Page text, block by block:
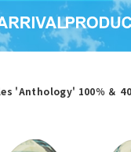
'Anthology' 100％ ＆